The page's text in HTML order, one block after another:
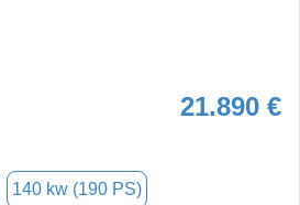
21.890 €
140 kw (190 PS)